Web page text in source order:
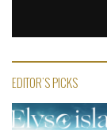
EDITOR'S PICKS